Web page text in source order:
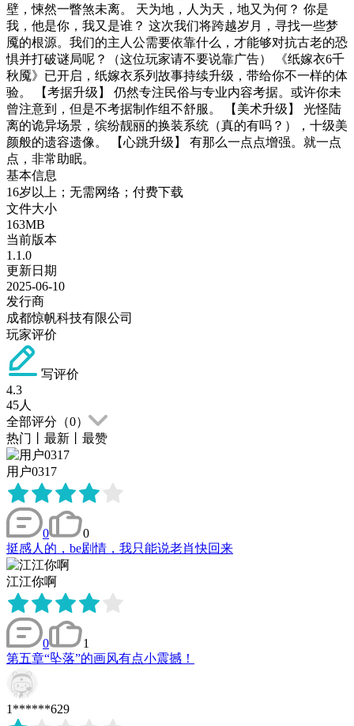
壁，悚然一瞥煞未离。 天为地，人为天，地又为何？ 你是
我，他是你，我又是谁？ 这次我们将跨越岁月，寻找一些梦
魇的根源。我们的主人公需要依靠什么，才能够对抗古老的恐
惧并打破谜局呢？（这位玩家请不要说靠广告） 《纸嫁衣6千
秋魇》已开启，纸嫁衣系列故事持续升级，带给你不一样的体
验。 【考据升级】 仍然专注民俗与专业内容考据。或许你未
曾注意到，但是不考据制作组不舒服。 【美术升级】 光怪陆
离的诡异场景，缤纷靓丽的换装系统（真的有吗？），十级美
颜般的遗容遗像。 【心跳升级】 有那么一点点增强。就一点
点，非常助眠。
基本信息
16岁以上；无需网络；付费下载
文件大小
163MB
当前版本
1.1.0
更新日期
2025-06-10
发行商
成都惊帆科技有限公司
玩家评价
写评价
4.3
45人
全部评分（0）
热门
最新 最赞
用户0317
0
0
挺感人的，be剧情，我只能说老肖快回来
江江你啊
0
1
第五章“坠落”的画风有点小震撼！
1******629